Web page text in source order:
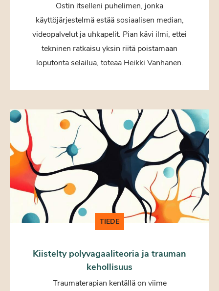
Ostin itselleni puhelimen, jonka
käyttöjärjestelmä estää sosiaalisen median,
videopalvelut ja uhkapelit. Pian kävi ilmi, ettei
tekninen ratkaisu yksin riitä poistamaan
loputonta selailua, toteaa Heikki Vanhanen.
TIEDE
Kiistelty polyvagaaliteoria ja trauman
kehollisuus
Traumaterapian kentällä on viime